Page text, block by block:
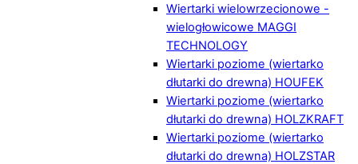
Wiertarki wielowrzecionowe -
wielogłowicowe MAGGI
TECHNOLOGY
Wiertarki poziome (wiertarko
dłutarki do drewna) HOUFEK
Wiertarki poziome (wiertarko
dłutarki do drewna) HOLZKRAFT
Wiertarki poziome (wiertarko
dłutarki do drewna) HOLZSTAR